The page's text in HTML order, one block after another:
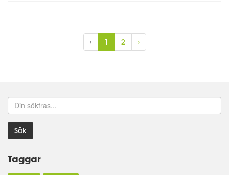
‹ 1 2 ›
Sök
Taggar